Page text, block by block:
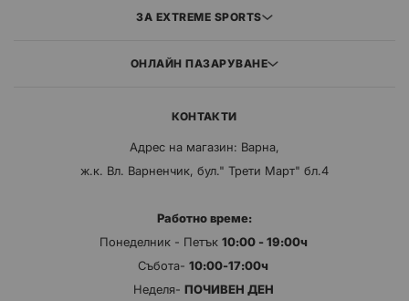
ЗА EXTREME SPORTS
ОНЛАЙН ПАЗАРУВАНЕ
КОНТАКТИ
Адрес на магазин: Варна,
ж.к. Вл. Варненчик, бул." Трети Март" бл.4
Работно време:
Понеделник - Петък 10:00 - 19:00ч
Събота- 10:00-17:00ч
Неделя- ПОЧИВЕН ДЕН